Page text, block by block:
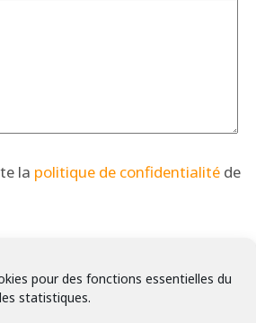
pour des fonctions essentielles du
statistiques.
la politique de confidentialitéde